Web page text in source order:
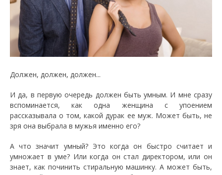
Должен, должен, должен...
И да, в первую очередь должен быть умным. И мне сразу
вспоминается, как одна женщина с упоением
рассказывала о том, какой дурак ее муж. Может быть, не
зря она выбрала в мужья именно его?
А что значит умный? Это когда он быстро считает и
умножает в уме? Или когда он стал директором, или он
знает, как починить стиральную машинку. А может быть,